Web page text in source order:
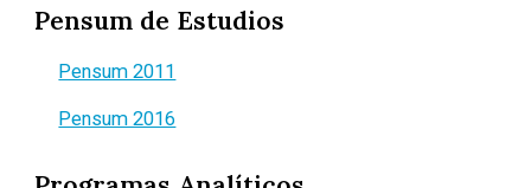
Pensum de Estudios
Pensum 2011
Pensum 2016